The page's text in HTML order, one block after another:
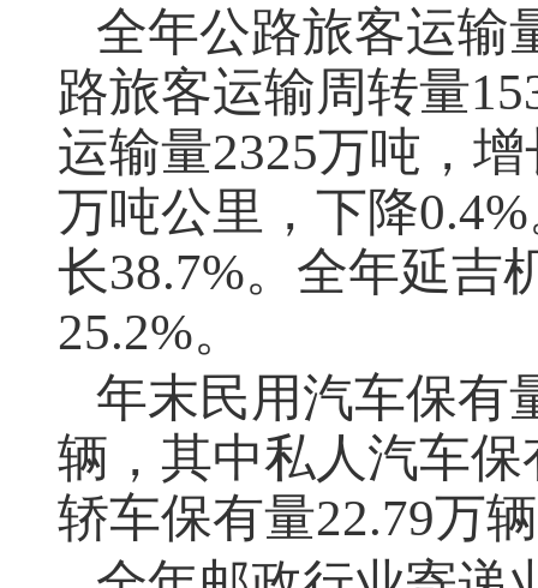
全年公路旅客运输
路旅客运输周转量
运输量2325万吨，增
万吨公里，下降0.4%
长38.7%。全年延吉
25.2%。
年末民用汽车保有
辆，其中私人汽车保
轿车保有量22.79万